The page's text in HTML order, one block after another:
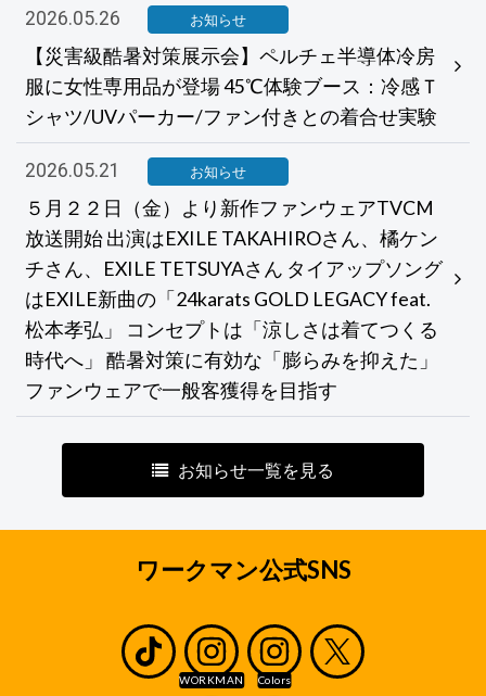
2026.05.26 お知らせ
【災害級酷暑対策展示会】ペルチェ半導体冷房
服に女性専用品が登場 45℃体験ブース：冷感Ｔ
シャツ/UVパーカー/ファン付きとの着合せ実験
2026.05.21 お知らせ
５月２２日（金）より新作ファンウェアTVCM
放送開始 出演はEXILE TAKAHIROさん、橘ケン
チさん、EXILE TETSUYAさん タイアップソング
はEXILE新曲の「24karats GOLD LEGACY feat.
松本孝弘」 コンセプトは「涼しさは着てつくる
時代へ」 酷暑対策に有効な「膨らみを抑えた」
ファンウェアで一般客獲得を目指す
お知らせ一覧を見る
ワークマン公式SNS